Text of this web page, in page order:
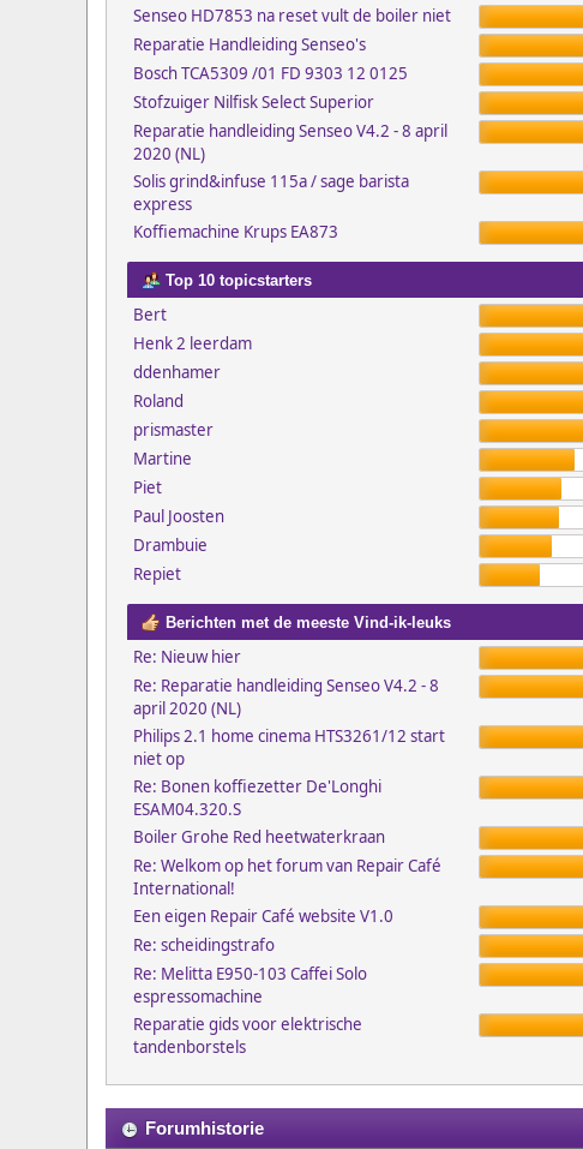
Senseo HD7853 na reset vult de boiler niet
Reparatie Handleiding Senseo's
Bosch TCA5309 /01 FD 9303 12 0125
Stofzuiger Nilfisk Select Superior
Reparatie handleiding Senseo V4.2 - 8 april
2020 (NL)
Solis grind&infuse 115a / sage barista
express
Koffiemachine Krups EA873
Top 10 topicstarters
Bert
Henk 2 leerdam
ddenhamer
Roland
prismaster
Martine
Piet
Paul Joosten
Drambuie
Repiet
Berichten met de meeste Vind-ik-leuks
Re: Nieuw hier
Re: Reparatie handleiding Senseo V4.2 - 8
april 2020 (NL)
Philips 2.1 home cinema HTS3261/12 start
niet op
Re: Bonen koffiezetter De'Longhi
ESAM04.320.S
Boiler Grohe Red heetwaterkraan
Re: Welkom op het forum van Repair Café
International!
Een eigen Repair Café website V1.0
Re: scheidingstrafo
Re: Melitta E950-103 Caffei Solo
espressomachine
Reparatie gids voor elektrische
tandenborstels
Forumhistorie